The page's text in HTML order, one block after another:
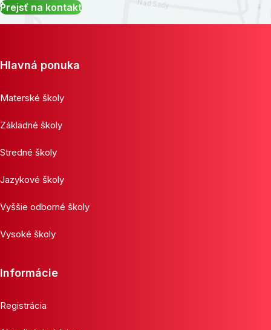
Prejsť na kontakt
Hlavná ponuka
Materské školy
Základné školy
Stredné školy
Jazykové školy
Vyššie odborné školy
Vysoké školy
Informácie
Registrácia